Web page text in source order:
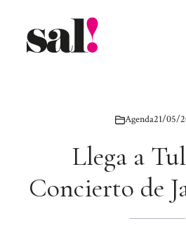
contenido
Agenda21/05/
Llega a
Concierto de